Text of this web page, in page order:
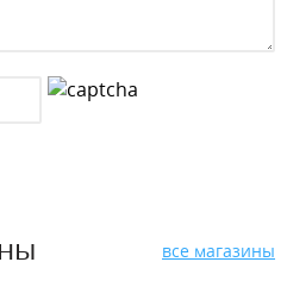
все магазины